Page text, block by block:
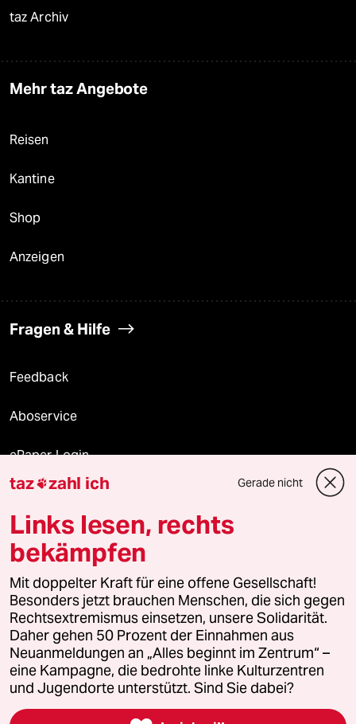
taz Archiv
Mehr taz Angebote
Reisen
Kantine
Shop
Anzeigen
Fragen & Hilfe
Feedback
Aboservice
ePaper Login
Downloads für Abonnierende
© 2026 taz Verlags und Vertriebs GmbH
Alle Rechte vorbehalten. Bei rechtlichen Fragen oder für Genehmigungen
wenden Sie sich bitte an
lizenzen@taz.de
Feedback Redaktionsstatut Kommune-Richtlinien
Leitlinie Informant Datenschutz Impressum AGB
Seitenwende Einwilligungen widerrufen (Ads)
taz zahl ich Gerade nicht
Links lesen, rechts
bekämpfen
Mit doppelter Kraft für eine offene Gesellschaft!
Besonders jetzt brauchen Menschen, die sich gegen
Rechtsextremismus einsetzen, unsere Solidarität.
Daher gehen 50 Prozent der Einnahmen aus
Neuanmeldungen an „Alles beginnt im Zentrum“ –
eine Kampagne, die bedrohte linke Kulturzentren
und Jugendorte unterstützt. Sind Sie dabei?